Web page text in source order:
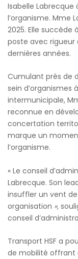
Isabelle
l’organisme. Mme
2025. Elle succède
poste avec
dernières années.
Cumulant près de
sein d’organismes
intermunicipale,
reconnue en
concertation
marque un
l’organisme.
« Le conseil
Labrecque. Son
insuffler un vent
organisation »,
conseil
Transport HSF a
de mobilité offrant